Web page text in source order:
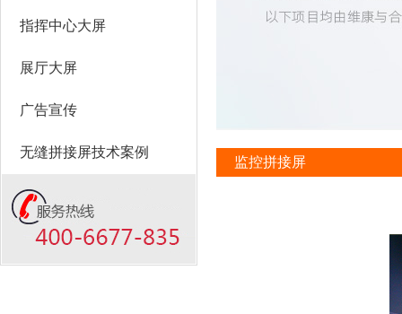
指挥中心大屏
展厅大屏
广告宣传
无缝拼接屏技术案例
监控拼接屏